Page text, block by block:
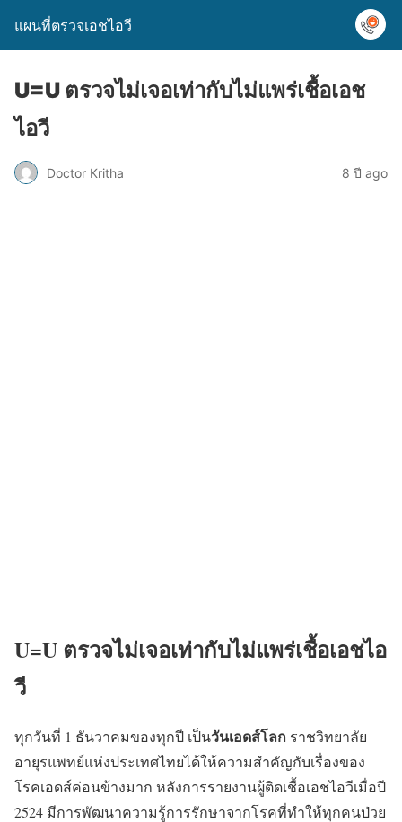
แผนที่ตรวจเอชไอวี
U=U ตรวจไม่เจอเท่ากับไม่แพร่เชื้อเอช
ไอวี
Doctor Kritha 8 ปี ago
U=U ตรวจไม่เจอเท่ากับไม่แพร่เชื้อเอชไอ
วี
ทุกวันที่ 1 ธันวาคมของทุกปี เป็นวันเอดส์โลก ราชวิทยาลัย
อายุรแพทย์แห่งประเทศไทยได้ให้ความสำคัญกับเรื่องของ
โรคเอดส์ค่อนข้างมาก หลังการรายงานผู้ติดเชื้อเอชไอวีเมื่อปี
2524 มีการพัฒนาความรู้การรักษาจากโรคที่ทำให้ทุกคนป่วย